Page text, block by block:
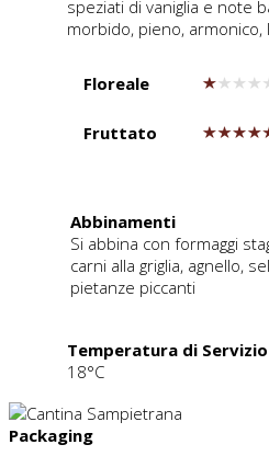
speziati di vaniglia e note
morbido, pieno,
Floreale
Fruttato
Abbinamenti
Si abbina con formaggi
carni alla griglia, agnello,
pietanze piccanti
Temperatura di Servizio
18°C
Packaging